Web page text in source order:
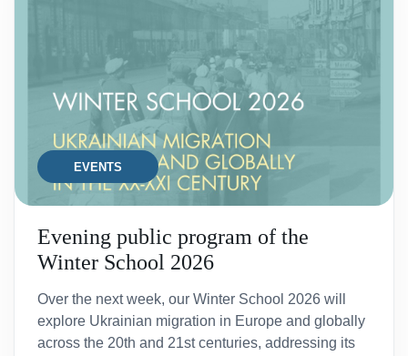
EVENTS
Evening public program of the
Winter School 2026
Over the next week, our Winter School 2026 will
explore Ukrainian migration in Europe and globally
across the 20th and 21st centuries, addressing its